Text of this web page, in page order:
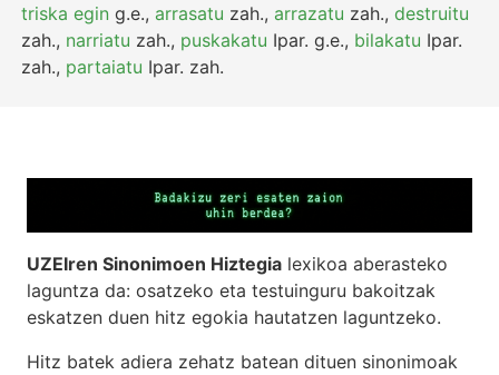
triska egin g.e.,arrasatu zah.,arrazatu zah.,destruitu
zah., narriatu zah., puskakatu Ipar. g.e., bilakatu Ipar.
zah., partaiatu Ipar. zah.
UZEIren Sinonimoen Hiztegia lexikoa aberasteko
laguntza da: osatzeko eta testuinguru bakoitzak
eskatzen duen hitz egokia hautatzen laguntzeko.
Hitz batek adiera zehatz batean dituen sinonimoak